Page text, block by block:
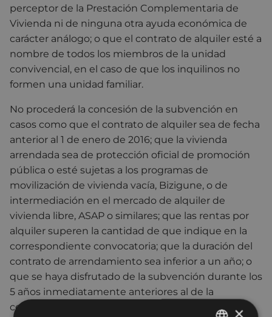
perceptor de la Prestación Complementaria de
Vivienda ni de ninguna otra ayuda económica de
carácter análogo; o que el contrato de alquiler esté a
nombre de todos los miembros de la unidad
convivencial, en el caso de que los inquilinos no
formen una unidad familiar.
No procederá la concesión de la subvención en
casos como que el contrato de alquiler sea de fecha
anterior al 1 de enero de 2016; que la vivienda
arrendada sea de protección oficial de promoción
pública o esté sujetas a los programas de
movilización de vivienda vacía, Bizigune, o de
intermediación en el mercado de alquiler de
vivienda libre, ASAP o similares; que las rentas por
alquiler superen la cantidad de que indique en la
correspondiente convocatoria; que la duración del
contrato de arrendamiento sea inferior a un año; o
que se haya disfrutado de la subvención durante los
5 años inmediatamente anteriores al de la
concesión.